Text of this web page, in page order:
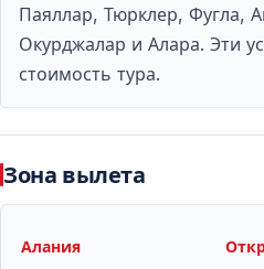
Часто задаваемые
Кто организует ночное шоу
Шоу полностью
руководством Land of
Влияет ли Vigo Tours на
Нет, Vigo Tours не имеет
Паяллар, Тюрклер, Фугла,
Окурджалар и Алара. Эти
стоимость тура.
Зона вылета
Алания